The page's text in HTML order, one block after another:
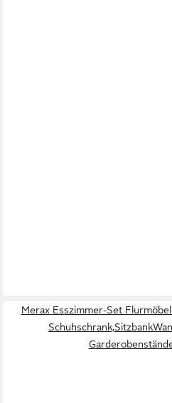
Merax Esszimmer-Set